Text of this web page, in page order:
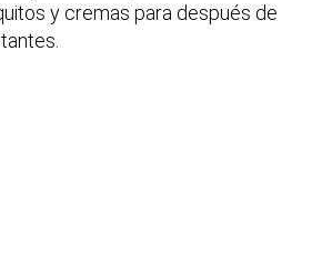
y cremas para después de